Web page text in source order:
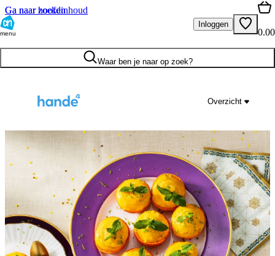
Ga naar hoofdinhoud
Ga naar zoeken
menu
Inloggen
0.00
Waar ben je naar op zoek?
Overzicht